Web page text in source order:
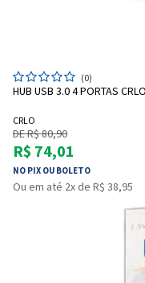
(0)
HUB USB 3.0 4 PORTAS CRLO
CRLO
DE R$ 80,90
R$ 74,01
NO PIX OU BOLETO
Ou em até 2x de R$ 38,95